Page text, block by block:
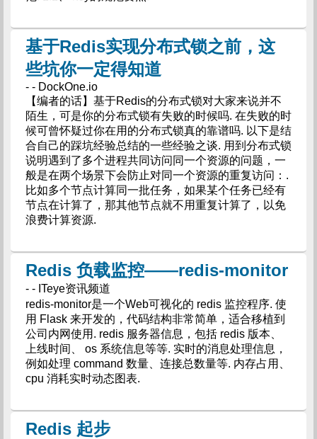
基于Redis实现分布式锁之前，这
些坑你一定得知道
- - DockOne.io
【编者的话】基于Redis的分布式锁对大家来说并不
陌生，可是你的分布式锁有失败的时候吗. 在失败的时
候可曾怀疑过你在用的分布式锁真的靠谱吗. 以下是结
合自己的踩坑经验总结的一些经验之谈. 用到分布式锁
说明遇到了多个进程共同访问同一个资源的问题，一
般是在两个场景下会防止对同一个资源的重复访问：.
比如多个节点计算同一批任务，如果某个任务已经有
节点在计算了，那其他节点就不用重复计算了，以免
浪费计算资源.
Redis 负载监控——redis-monitor
- - ITeye资讯频道
redis-monitor是一个Web可视化的 redis 监控程序. 使
用 Flask 来开发的，代码结构非常简单，适合移植到
公司内网使用. redis 服务器信息，包括 redis 版本、
上线时间、 os 系统信息等等. 实时的消息处理信息，
例如处理 command 数量、连接总数量等. 内存占用、
cpu 消耗实时动态图表.
Redis 起步